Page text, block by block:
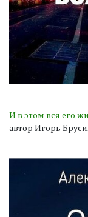
И в этом вся его
автор Игорь